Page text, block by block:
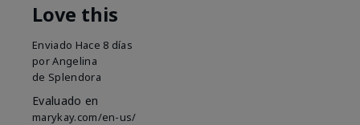
Love this
Enviado Hace 8 días
porAngelina
de Splendora
Evaluado en
marykay.com/en-us/